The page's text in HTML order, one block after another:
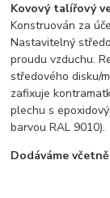
Kovový talířový
Konstruován za
Nastavitelný
proudu vzduchu.
středového disku/
zafixuje
plechu s
barvou RAL 9010).
Dodáváme